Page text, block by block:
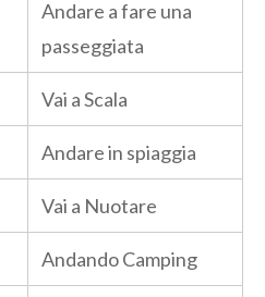
Andare a fare una
passeggiata
Vai a Scala
Andare in spiaggia
Vai a Nuotare
Andando Camping